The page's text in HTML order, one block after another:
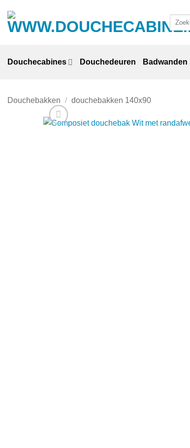
naar
inhoud
Zoeken
naar:
Douchecabines Douchedeuren Badwanden
Douchebakken / douchebakken 140x90